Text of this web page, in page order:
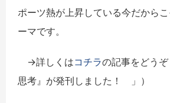
ポーツ熱が上昇している今だから
ーマです。
→詳しくはコチラの記事をどう
思考』が発刊しました！ 」）